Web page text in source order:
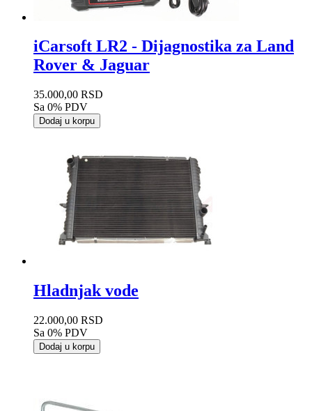
iCarsoft LR2 - Dijagnostika za Land
Rover & Jaguar
35.000,00 RSD
Sa 0% PDV
Dodaj u korpu
Hladnjak vode
22.000,00 RSD
Sa 0% PDV
Dodaj u korpu